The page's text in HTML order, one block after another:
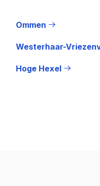
Ommen
Westerhaar-
Hoge Hexel